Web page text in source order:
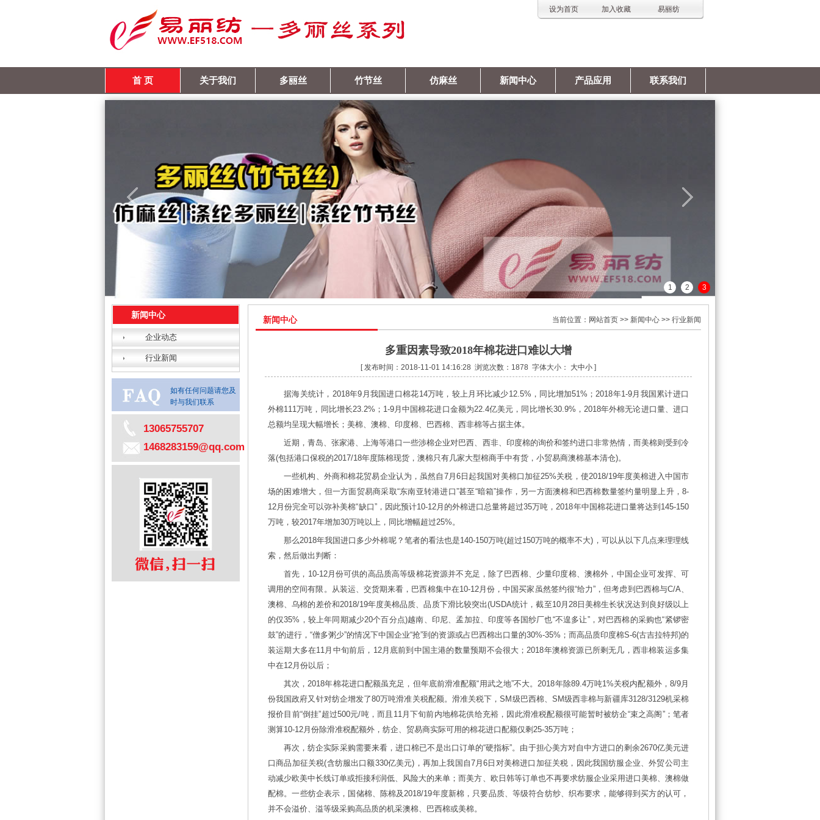
设为首页 加入收藏 易丽纺
首 页 关于我们 多丽丝 竹节丝 仿麻丝 新闻中心 产品应用 联系我们
1 2 3
新闻中心
企业动态
行业新闻
如有任何问题请您及
时与我们联系
13065755707
1468283159@qq.com
新闻中心 当前位置：网站首页 >> 新闻中心 >> 行业新闻
多重因素导致2018年棉花进口难以大增
[ 发布时间：2018-11-01 14:16:28 浏览次数：1878 字体大小： 大中小 ]
据海关统计，2018年9月我国进口棉花14万吨，较上月环比减少12.5%，同比增加51%；2018年1-9月我国累计进口
外棉111万吨，同比增长23.2%；1-9月中国棉花进口金额为22.4亿美元，同比增长30.9%，2018年外棉无论进口量、进口
总额均呈现大幅增长；美棉、澳棉、印度棉、巴西棉、西非棉等占据主体。
近期，青岛、张家港、上海等港口一些涉棉企业对巴西、西非、印度棉的询价和签约进口非常热情，而美棉则受到冷
落(包括港口保税的2017/18年度陈棉现货，澳棉只有几家大型棉商手中有货，小贸易商澳棉基本清仓)。
一些机构、外商和棉花贸易企业认为，虽然自7月6日起我国对美棉口加征25%关税，使2018/19年度美棉进入中国市
场的困难增大，但一方面贸易商采取“东南亚转港进口”甚至“暗箱”操作，另一方面澳棉和巴西棉数量签约量明显上升，8-
12月份完全可以弥补美棉“缺口”，因此预计10-12月的外棉进口总量将超过35万吨，2018年中国棉花进口量将达到145-150
万吨，较2017年增加30万吨以上，同比增幅超过25%。
那么2018年我国进口多少外棉呢？笔者的看法也是140-150万吨(超过150万吨的概率不大)，可以从以下几点来理理线
索，然后做出判断：
首先，10-12月份可供的高品质高等级棉花资源并不充足，除了巴西棉、少量印度棉、澳棉外，中国企业可发挥、可
调用的空间有限。从装运、交货期来看，巴西棉集中在10-12月份，中国买家虽然签约很“给力”，但考虑到巴西棉与C/A、
澳棉、乌棉的差价和2018/19年度美棉品质、品质下滑比较突出(USDA统计，截至10月28日美棉生长状况达到良好级以上
的仅35%，较上年同期减少20个百分点)越南、印尼、孟加拉、印度等各国纱厂也“不遑多让”，对巴西棉的采购也“紧锣密
鼓”的进行，“僧多粥少”的情况下中国企业“抢”到的资源或占巴西棉出口量的30%-35%；而高品质印度棉S-6(古吉拉特邦)的
装运期大多在11月中旬前后，12月底前到中国主港的数量预期不会很大；2018年澳棉资源已所剩无几，西非棉装运多集
中在12月份以后；
其次，2018年棉花进口配额虽充足，但年底前滑准配额“用武之地”不大。2018年除89.4万吨1%关税内配额外，8/9月
份我国政府又针对纺企增发了80万吨滑准关税配额。滑准关税下，SM级巴西棉、SM级西非棉与新疆库3128/3129机采棉
报价目前“倒挂”超过500元/吨，而且11月下旬前内地棉花供给充裕，因此滑准税配额很可能暂时被纺企“束之高阁”；笔者
测算10-12月份除滑准税配额外，纺企、贸易商实际可用的棉花进口配额仅剩25-35万吨；
再次，纺企实际采购需要来看，进口棉已不是出口订单的“硬指标”。由于担心美方对自中方进口的剩余2670亿美元进
口商品加征关税(含纺服出口额330亿美元)，再加上我国自7月6日对美棉进口加征关税，因此我国纺服企业、外贸公司主
动减少欧美中长线订单或拒接利润低、风险大的来单；而美方、欧日韩等订单也不再要求纺服企业采用进口美棉、澳棉做
配棉。一些纺企表示，国储棉、陈棉及2018/19年度新棉，只要品质、等级符合纺纱、织布要求，能够得到买方的认可，
并不会溢价、溢等级采购高品质的机采澳棉、巴西棉或美棉。